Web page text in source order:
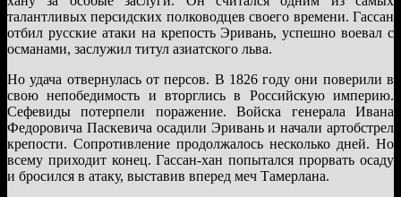
талантливых персидских полководцев своего времени. Гассан
отбил русские атаки на крепость Эривань, успешно воевал с
османами, заслужил титул азиатского льва.
Но удача отвернулась от персов. В 1826 году они поверили в
свою непобедимость и вторглись в Российскую империю.
Сефевиды потерпели поражение. Войска генерала Ивана
Федоровича Паскевича осадили Эривань и начали артобстрел
крепости. Сопротивление продолжалось несколько дней. Но
всему приходит конец. Гассан-хан попытался прорвать осаду
и бросился в атаку, выставив вперед меч Тамерлана.